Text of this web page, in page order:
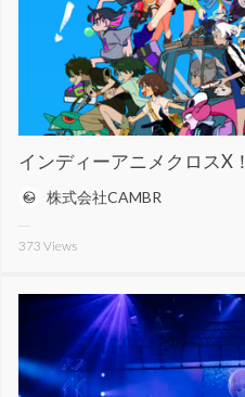
インディーアニメクロスX！
株式会社CAMBR
373 Views